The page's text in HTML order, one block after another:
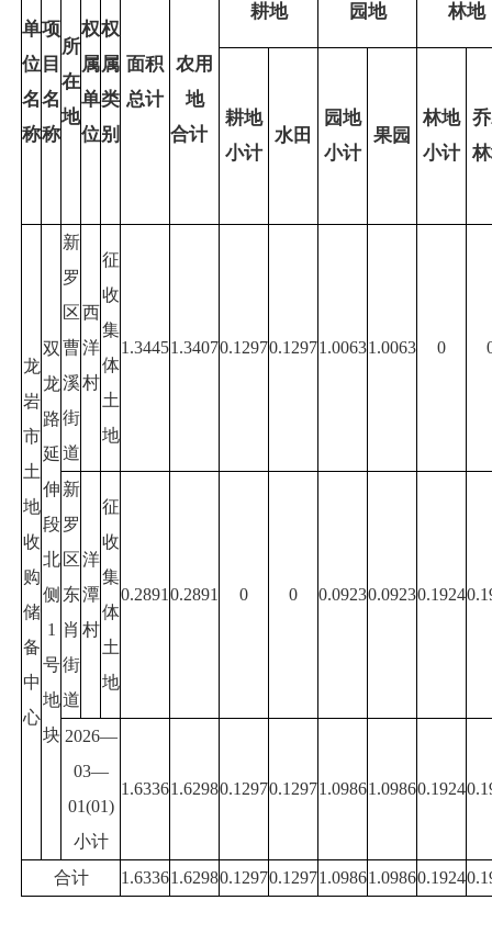
单
位
名
称
项
目
名
称
所
在
地
权
属
单
位
权
属
类
别
面积
总计
农用
地
合计
耕地 园地 林地
耕地
小计
水田
园地
小计
果园
林地
小计
龙
岩
市
土
地
收
购
储
备
中
心
双
龙
路
延
伸
段
北
侧
1
号
地
块
新
罗
区
曹
溪
街
道
西
洋
村
征
收
集
体
土
地
1.34451.34070.12970.12971.00631.0063 0
新
罗
区
东
肖
街
道
洋
潭
村
征
收
集
体
土
地
0.2891 0.2891 0 0 0.09230.09230.1924
2026—
03—
01(01)
小计
1.63361.62980.12970.12971.09861.09860.1924
合计 1.63361.62980.12970.12971.09861.09860.1924